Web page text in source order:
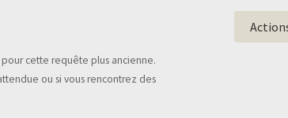
pour cette requête plus ancienne.
ou si vous rencontrez des